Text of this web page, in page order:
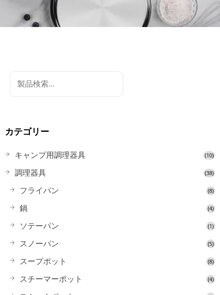
カテゴリー
キャンプ用調理器具 (10)
調理器具 (38)
フライパン (8)
鍋 (4)
ソテーパン (1)
スノーパン (5)
スープポット (8)
スチーマーポット (4)